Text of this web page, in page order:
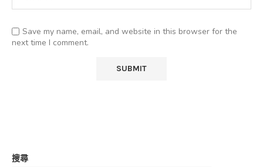
Save my name, email, and website in this browser for the
next time I comment.
搜尋